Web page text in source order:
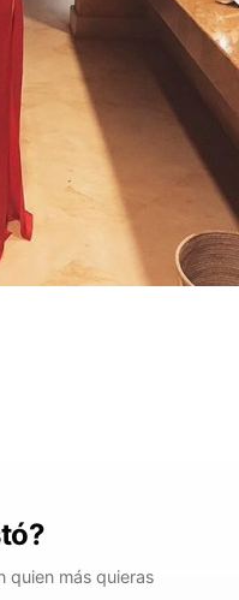
quien más quieras